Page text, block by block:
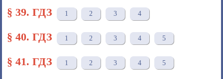
§ 39. ГДЗ 1 2 3 4
§ 40. ГДЗ 1 2 3 4 5
§ 41. ГДЗ 1 2 3 4 5